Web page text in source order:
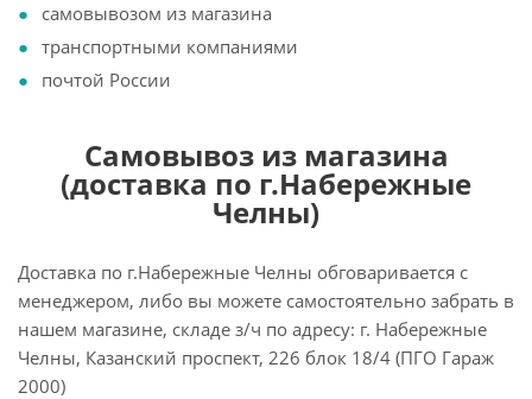
самовывозом из магазина
транспортными компаниями
почтой России
Самовывоз из магазина
(доставка по г.Набережные
Челны)
Доставка по г.Набережные Челны обговаривается с
менеджером, либо вы можете самостоятельно забрать в
нашем магазине, складе з/ч по адресу: г. Набережные
Челны, Казанский проспект, 226 блок 18/4 (ПГО Гараж
2000)